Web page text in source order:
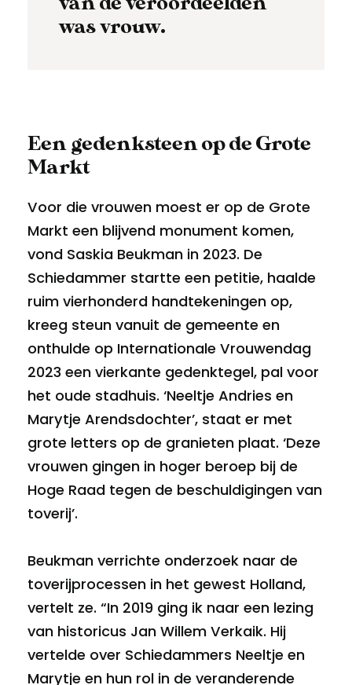
was vrouw.
Een gedenksteen op de Grote
Markt
Voor die vrouwen moest er op de Grote
Markt een blijvend monument komen,
vond Saskia Beukman in 2023. De
Schiedammer startte een petitie, haalde
ruim vierhonderd handtekeningen op,
kreeg steun vanuit de gemeente en
onthulde op Internationale Vrouwendag
2023 een vierkante gedenktegel, pal voor
het oude stadhuis. ‘Neeltje Andries en
Marytje Arendsdochter’, staat er met
grote letters op de granieten plaat. ‘Deze
vrouwen gingen in hoger beroep bij de
Hoge Raad tegen de beschuldigingen van
toverij’.
Beukman verrichte onderzoek naar de
toverijprocessen in het gewest Holland,
vertelt ze. “In 2019 ging ik naar een lezing
van historicus Jan Willem Verkaik. Hij
vertelde over Schiedammers Neeltje en
Marytje en hun rol in de veranderende